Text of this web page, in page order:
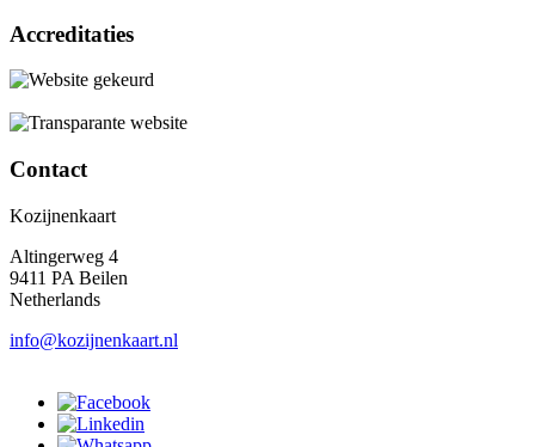
Accreditaties
Contact
Kozijnenkaart
Altingerweg 4
9411 PA Beilen
Netherlands
info@kozijnenkaart.nl